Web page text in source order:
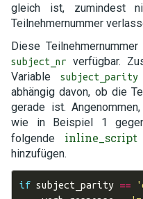
gleich ist, zumindest
Teilnehmernummer
Diese
subject_nr
verfügbar.
Variable
subject_parity
abhängig davon, ob die
gerade ist.
wie in Beispiel 1
folgende inline_script
hinzufügen.
if subject_parity ==